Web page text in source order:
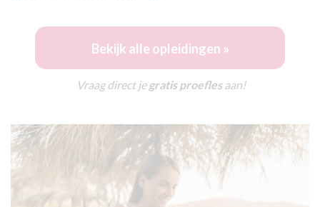
Bekijk alle opleidingen »
Vraag direct jegratis proeflesaan!